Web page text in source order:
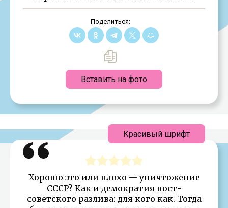
Поделиться:
Вставить на фото
Хорошо это или плохо — уничтожение
СССР? Как и демократия пост-
советского разлива: для кого как. Тогда
Красивый шрифт